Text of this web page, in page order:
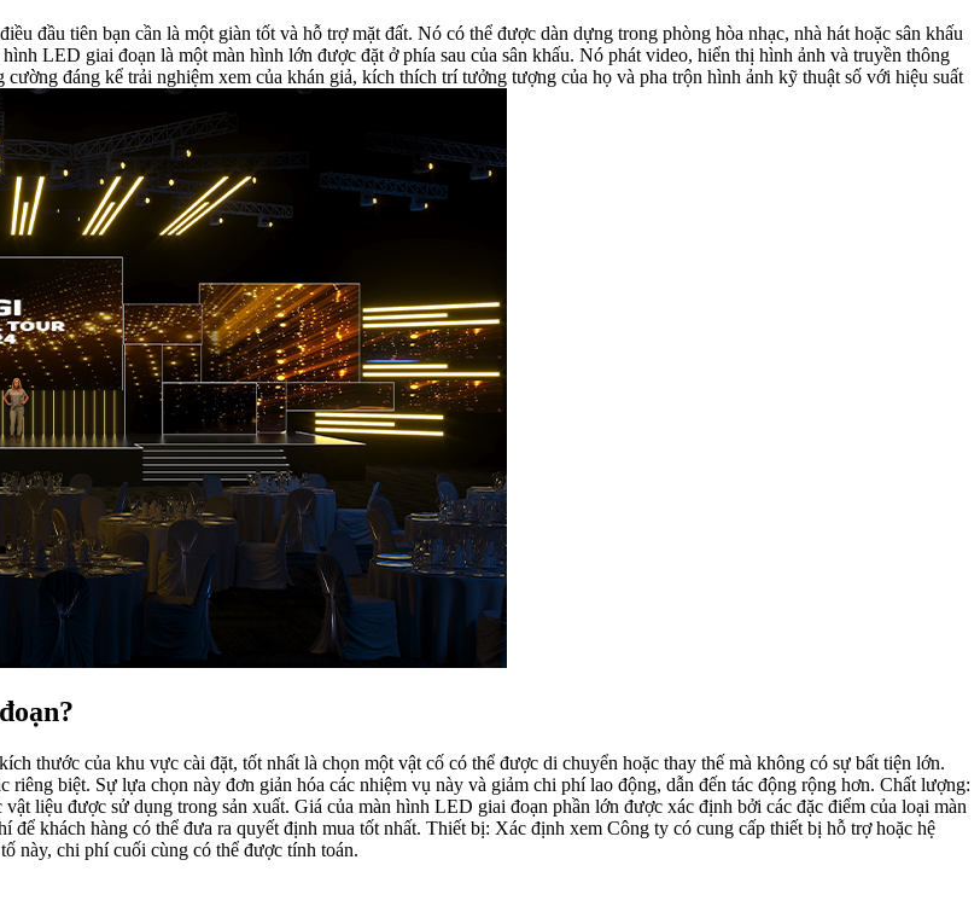
đầu tiên bạn cần là một giàn tốt và hỗ trợ mặt đất. Nó có thể được dàn dựng trong phòng hòa nhạc, nhà hát hoặc sân khấu
LED giai đoạn là một màn hình lớn được đặt ở phía sau của sân khấu. Nó phát video, hiển thị hình ảnh và truyền thông
đáng kể trải nghiệm xem của khán giả, kích thích trí tưởng tượng của họ và pha trộn hình ảnh kỹ thuật số với hiệu suất
thước của khu vực cài đặt, tốt nhất là chọn một vật cố có thể được di chuyển hoặc thay thế mà không có sự bất tiện lớn.
biệt. Sự lựa chọn này đơn giản hóa các nhiệm vụ này và giảm chi phí lao động, dẫn đến tác động rộng hơn. Chất lượng:
liệu được sử dụng trong sản xuất. Giá của màn hình LED giai đoạn phần lớn được xác định bởi các đặc điểm của loại màn
khách hàng có thể đưa ra quyết định mua tốt nhất. Thiết bị: Xác định xem Công ty có cung cấp thiết bị hỗ trợ hoặc hệ
này, chi phí cuối cùng có thể được tính toán.